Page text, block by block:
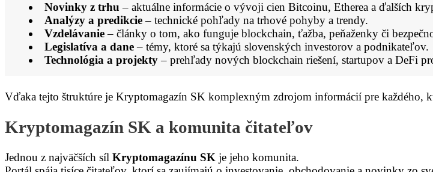
Novinky z trhu – aktuálne informácie o vývoji cien Bitcoinu, Etherea a ďalších
Analýzy a predikcie– technické pohľady na trhové pohyby a trendy.
Vzdelávanie– články o tom, ako funguje blockchain, ťažba, peňaženky či
Legislatíva a dane– témy, ktoré sa týkajú slovenských investorov a podnikateľov.
Technológia a projekty– prehľady nových blockchain riešení, startupov a DeFi
Vďaka tejto štruktúre je Kryptomagazín SK komplexným zdrojom informácií pre každého,
Kryptomagazín SK a komunita čitateľov
Jednou z najväčších síl Kryptomagazínu SK je jeho komunita.